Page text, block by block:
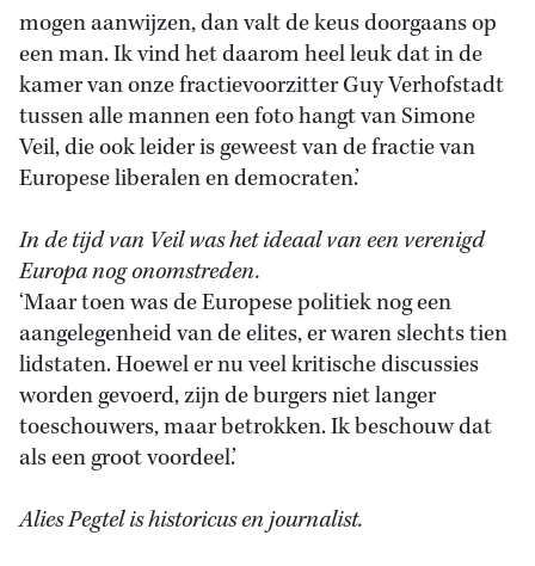
mogen aanwijzen, dan valt de keus doorgaans op
een man. Ik vind het daarom heel leuk dat in de
kamer van onze fractievoorzitter Guy Verhofstadt
tussen alle mannen een foto hangt van Simone
Veil, die ook leider is geweest van de fractie van
Europese liberalen en democraten.’
In de tijd van Veil was het ideaal van een verenigd
Europa nog onomstreden.
‘Maar toen was de Europese politiek nog een
aangelegenheid van de elites, er waren slechts tien
lidstaten. Hoewel er nu veel kritische discussies
worden gevoerd, zijn de burgers niet langer
toeschouwers, maar betrokken. Ik beschouw dat
als een groot voordeel.’
Alies Pegtel is historicus en journalist.